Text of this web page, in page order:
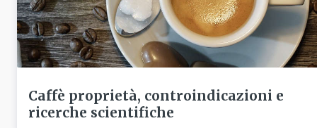
Caffè proprietà, controindicazioni e
ricerche scientifiche